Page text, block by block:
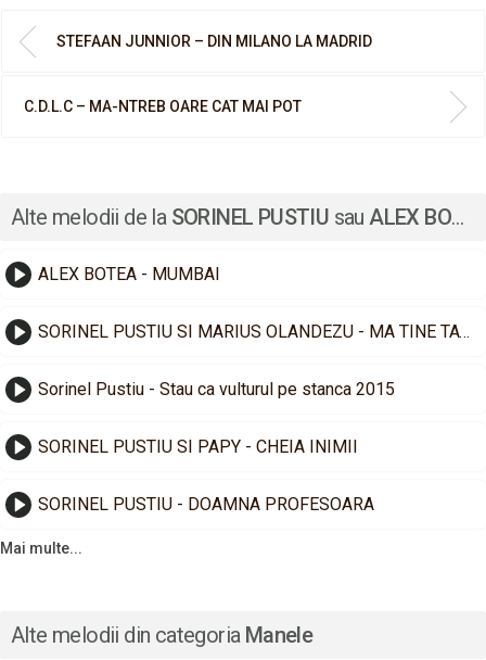
STEFAAN JUNNIOR – DIN MILANO LA MADRID
C.D.L.C – MA-NTREB OARE CAT MAI POT
Alte melodii de la SORINEL PUSTIU sauALEX BOTEA
ALEX BOTEA - MUMBAI
SORINEL PUSTIU SI MARIUS OLANDEZU - MA TINE TATA CA SEFUL
Sorinel Pustiu - Stau ca vulturul pe stanca 2015
SORINEL PUSTIU SI PAPY - CHEIA INIMII
SORINEL PUSTIU - DOAMNA PROFESOARA
Mai multe...
Alte melodii din categoria Manele